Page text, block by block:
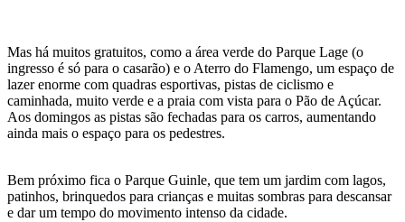
Mas há muitos gratuitos, como a área verde do Parque Lage (o
ingresso é só para o casarão) e o Aterro do Flamengo, um espaço de
lazer enorme com quadras esportivas, pistas de ciclismo e
caminhada, muito verde e a praia com vista para o Pão de Açúcar.
Aos domingos as pistas são fechadas para os carros, aumentando
ainda mais o espaço para os pedestres.
Bem próximo fica o Parque Guinle, que tem um jardim com lagos,
patinhos, brinquedos para crianças e muitas sombras para descansar
e dar um tempo do movimento intenso da cidade.